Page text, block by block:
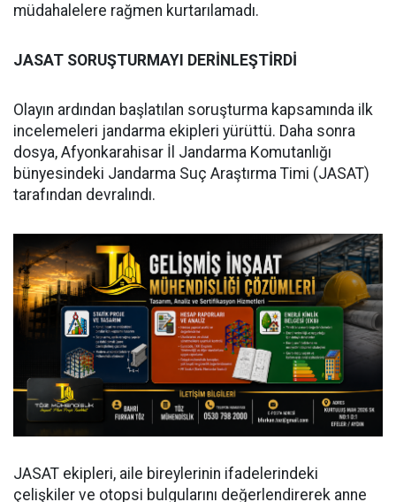
müdahalelere rağmen kurtarılamadı.
JASAT SORUŞTURMAYI DERİNLEŞTİRDİ
Olayın ardından başlatılan soruşturma kapsamında ilk
incelemeleri jandarma ekipleri yürüttü. Daha sonra
dosya, Afyonkarahisar İl Jandarma Komutanlığı
bünyesindeki Jandarma Suç Araştırma Timi (JASAT)
tarafından devralındı.
JASAT ekipleri, aile bireylerinin ifadelerindeki
çelişkiler ve otopsi bulgularını değerlendirerek anne